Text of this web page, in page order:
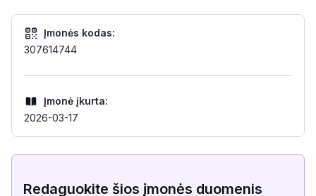
Įmonės kodas:
307614744
Įmonė įkurta:
2026-03-17
Redaguokite šios įmonės duomenis